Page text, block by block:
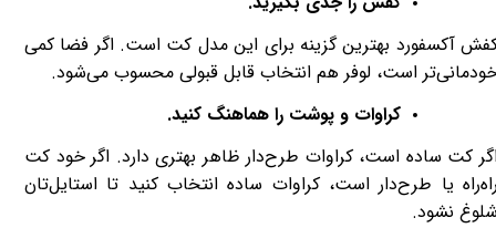
آکسفورد بهترین گزینه برای این مدل کت است. اگر فضا کمی
است، لوفر هم انتخاب قابل قبولی محسوب می‌شود.
کراوات و پوشت را هماهنگ کنید.
کت ساده است، کراوات طرح‌دار ظاهر بهتری دارد. اگر خود کت
یا طرح‌دار است، کراوات ساده انتخاب کنید تا استایل‌تان
نشود.